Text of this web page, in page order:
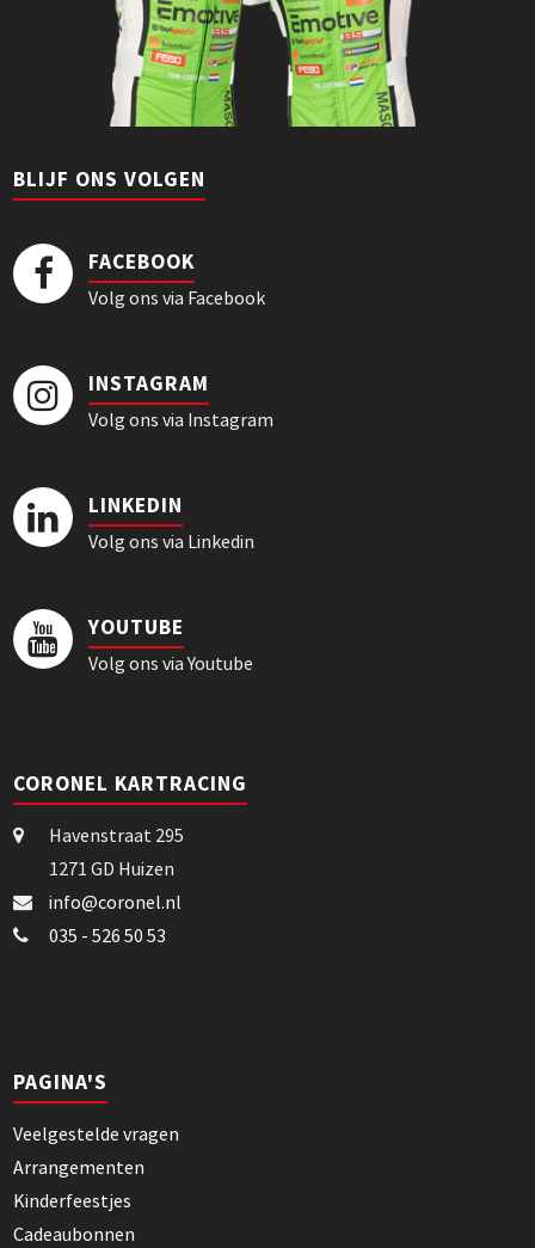
BLIJF ONS VOLGEN
FACEBOOK
Volg ons via Facebook
INSTAGRAM
Volg ons via Instagram
LINKEDIN
Volg ons via Linkedin
YOUTUBE
Volg ons via Youtube
CORONEL KARTRACING
Havenstraat 295
1271 GD Huizen
info@coronel.nl
035 - 526 50 53
PAGINA'S
Veelgestelde vragen
Arrangementen
Kinderfeestjes
Cadeaubonnen